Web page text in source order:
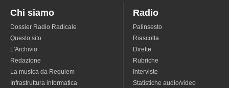
Chi siamo
Dossier Radio Radicale
Questo sito
L'Archivio
Redazione
La musica da Requiem
Infrastruttura informatica
Radio
Palinsesto
Riascolta
Dirette
Rubriche
Interviste
Statistiche audio/video